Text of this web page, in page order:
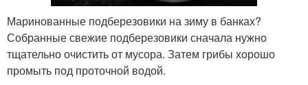
Маринованные подберезовики на зиму в банках?
Собранные свежие подберезовики сначала нужно
тщательно очистить от мусора. Затем грибы хорошо
промыть под проточной водой.